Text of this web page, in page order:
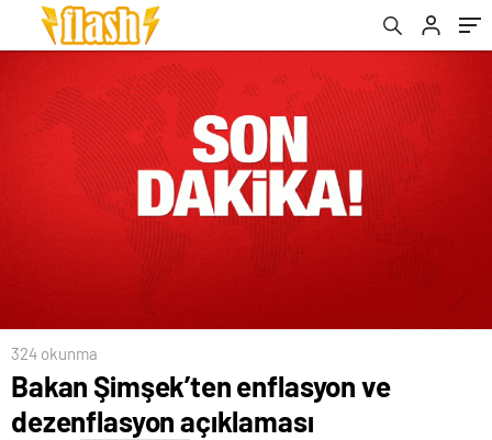
324 okunma
Bakan Şimşek’ten enflasyon ve
dezenflasyon açıklaması